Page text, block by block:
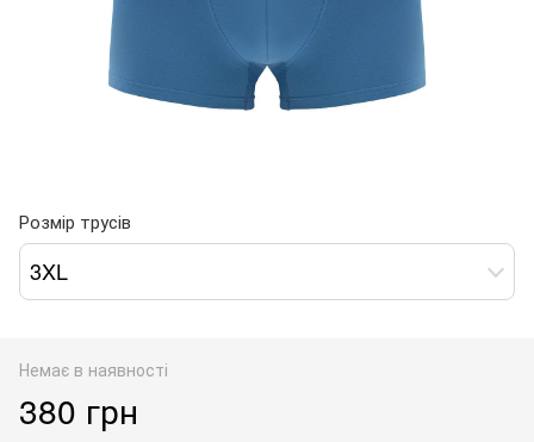
Розмір трусів
3XL
Немає в наявності
380 грн